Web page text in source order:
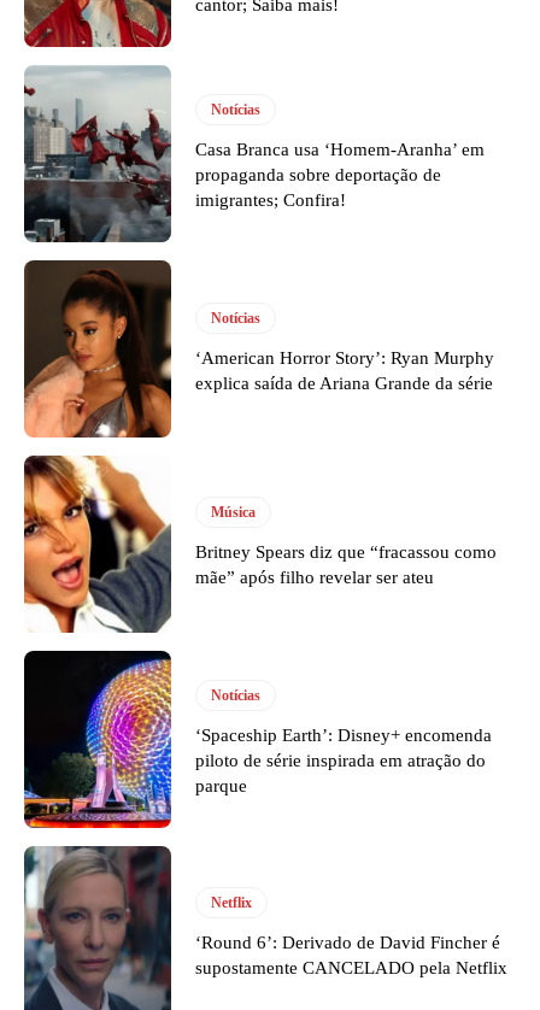
cantor; Saiba mais!
Notícias
Casa Branca usa ‘Homem-Aranha’ em
propaganda sobre deportação de
imigrantes; Confira!
Notícias
‘American Horror Story’: Ryan Murphy
explica saída de Ariana Grande da série
Música
Britney Spears diz que “fracassou como
mãe” após filho revelar ser ateu
Notícias
‘Spaceship Earth’: Disney+ encomenda
piloto de série inspirada em atração do
parque
Netflix
‘Round 6’: Derivado de David Fincher é
supostamente CANCELADO pela Netflix